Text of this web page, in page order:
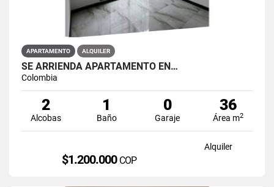
APARTAMENTO ALQUILER
SE ARRIENDA APARTAMENTO EN…
Colombia
2
Alcobas
1
Baño
0
Garaje
36
Área m2
Alquiler
$1.200.000 COP